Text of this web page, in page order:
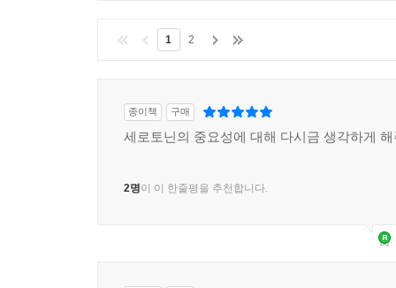
1 2
종이책 구매
세로토닌의 중요성에 대해 다시금 생각하게
2명이 이 한줄평을 추천합니다.